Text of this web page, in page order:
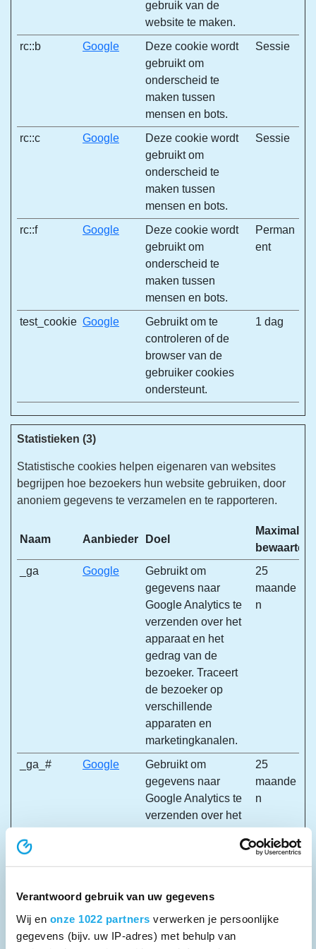
Verantwoord gebruik van uw gegevens
Wij en onze 1022 partners verwerken je persoonlijke
gegevens (bijv. uw IP-adres) met behulp van
gebruik van de
website te maken.
rc::b
Google
Deze cookie wordt
gebruikt om
onderscheid te
maken tussen
mensen en bots.
Sessie
rc::c Google
Deze cookie wordt
gebruikt om
onderscheid te
maken tussen
mensen en bots.
Sessie
rc::f Google
Deze cookie wordt
gebruikt om
onderscheid te
maken tussen
mensen en bots.
Perman
ent
test_cookie Google
Gebruikt om te
controleren of de
browser van de
gebruiker cookies
ondersteunt.
1 dag
Statistieken (3)
Statistische cookies helpen eigenaren van websites
begrijpen hoe bezoekers hun website gebruiken, door
anoniem gegevens te verzamelen en te rapporteren.
Naam Aanbieder Doel
Maximale
_ga
Google
Gebruikt om
gegevens naar
Google Analytics te
verzenden over het
apparaat en het
gedrag van de
bezoeker. Traceert
de bezoeker op
verschillende
apparaten en
marketingkanalen.
25
maande
n
_ga_# Google
Gebruikt om
gegevens naar
Google Analytics te
verzenden over het
bezoeker. Traceert
verschillende
apparaten en
marketingkanalen.
25
maande
n